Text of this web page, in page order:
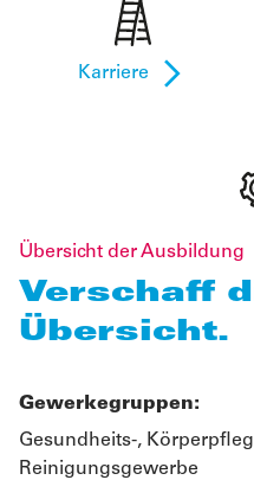
Karriere
Übersicht der Ausbildung
Verschaff
Übersicht.
Gewerkegruppen:
Gesundheits-,
Reinigungsgewerbe